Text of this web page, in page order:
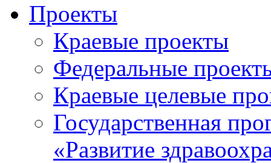
Проекты
Краевые проекты
Федеральные
Краевые целевые
Государственная
«Развитие